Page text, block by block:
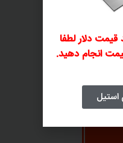
نخست
دلار لطفا
انجام دهید.
استیل